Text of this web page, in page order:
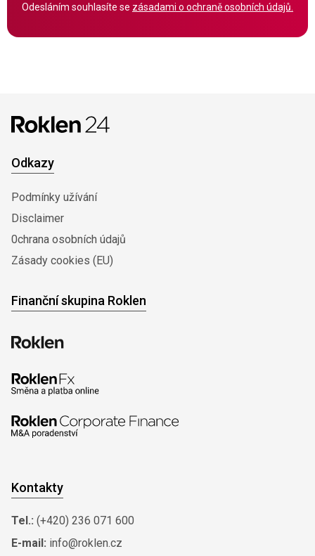
Odesláním souhlasíte se zásadami o ochraně osobních údajů.
Odkazy
Podmínky užívání
Disclaimer
0chrana osobních údajů
Zásady cookies (EU)
Finanční skupina Roklen
Kontakty
Tel.: (+420) 236 071 600
E-mail: info@roklen.cz